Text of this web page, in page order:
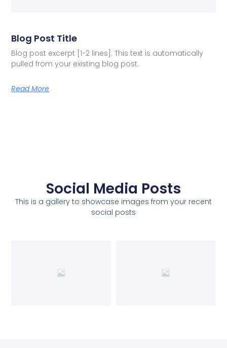
Blog Post Title
Blog post excerpt [1-2 lines]. This text is automatically
pulled from your existing blog post.
Read More
Social Media Posts
This is a gallery to showcase images from your recent
social posts